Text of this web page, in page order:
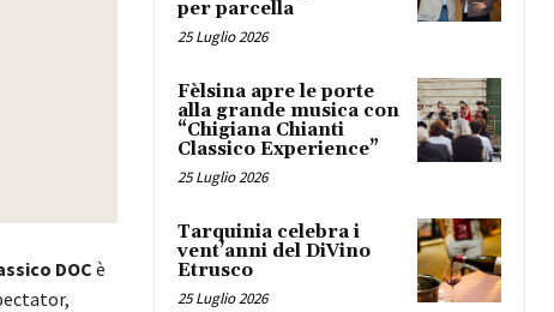
DOC è
per parcella
25 Luglio 2026
Fèlsina apre le porte
alla grande musica con
“Chigiana Chianti
Classico Experience”
25 Luglio 2026
Tarquinia celebra i
vent’anni del DiVino
Etrusco
25 Luglio 2026